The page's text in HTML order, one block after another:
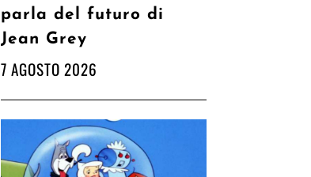
parla del futuro di
Jean Grey
7 AGOSTO 2026